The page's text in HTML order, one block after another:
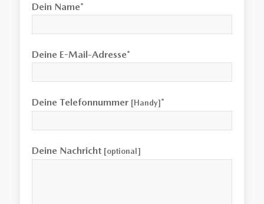
Dein Name*
Deine E-Mail-Adresse*
Deine Telefonnummer [Handy]*
Deine Nachricht [optional]